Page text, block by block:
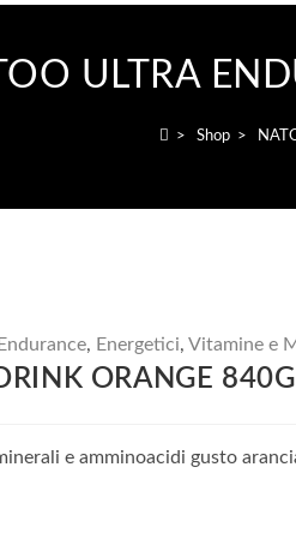
ULTRA
> Shop >
Endurance, Energetici, Vitamine e
ORANGE 840G
e amminoacidi gusto